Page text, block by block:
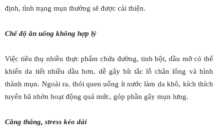
định, tình trạng mụn thường sẽ được cải thiện.
Chế độ ăn uống không hợp lý
Việc tiêu thụ nhiều thực phẩm chứa đường, tinh bột, dầu mỡ có thể
khiến da tiết nhiều dầu hơn, dễ gây bít tắc lỗ chân lông và hình
thành mụn. Ngoài ra, thói quen uống ít nước làm da khô, kích thích
tuyến bã nhờn hoạt động quá mức, góp phần gây mụn lưng.
Căng thẳng, stress kéo dài